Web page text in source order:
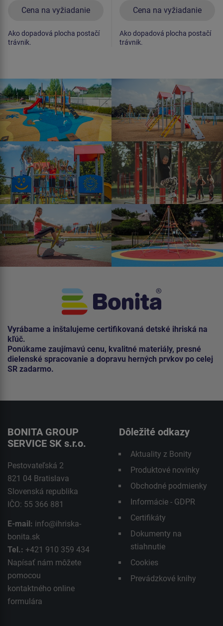
Cena na vyžiadanie
Ako dopadová plocha postačí
trávnik.
Cena na vyžiadanie
Ako dopadová plocha postačí
trávnik.
Vyrábame a inštalujeme certifikovaná detské ihriská na
kľúč.
Ponúkame zaujímavú cenu, kvalitné materiály, presné
dielenské spracovanie a dopravu herných prvkov po celej
SR zadarmo.
BONITA GROUP
SERVICE SK s.r.o.
Pestovateľská 2
821 04 Bratislava
Slovenská republika
IČO: 55 366 881
E-mail: info@ihriska-
bonita.sk
Tel.: +421 910 359 434
Napísať nám môžete
pomocou
kontaktného online
formulára
Dôležité odkazy
Aktuality z Bonity
Produktové novinky
Obchodné podmienky
Informácie - GDPR
Certifikáty
Dokumenty na
stiahnutie
Cookies
Prevádzkové knihy